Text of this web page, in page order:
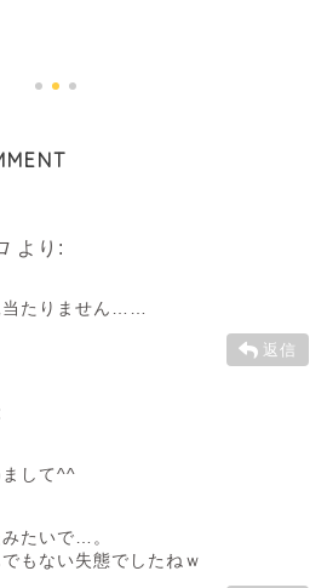
より:
当たりません……
返信
して^^
たいで…。
もない失態でしたねｗ